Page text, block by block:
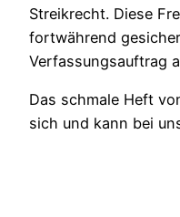
Streikrecht. Diese
fortwährend
Verfassungsauftrag
Das schmale Heft
sich und kann bei